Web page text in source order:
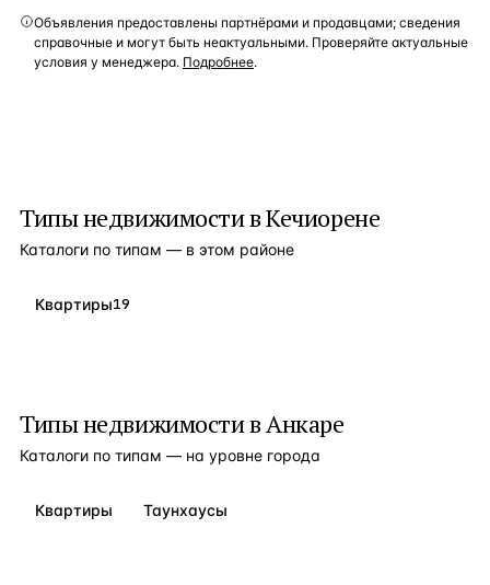
Объявления предоставлены партнёрами и продавцами; сведения
справочные и могут быть неактуальными. Проверяйте актуальные
условия у менеджера. Подробнее.
Типы недвижимости вКечиорене
Каталоги по типам — в этом районе
Квартиры19
Типы недвижимости вАнкаре
Каталоги по типам — на уровне города
Квартиры Таунхаусы